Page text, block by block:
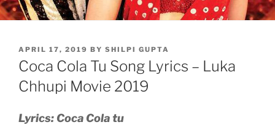
POSTED
ON
APRIL 17, 2019 BY SHILPI GUPTA
Coca Cola Tu Song Lyrics – Luka
Chhupi Movie 2019
Lyrics: Coca Cola tu